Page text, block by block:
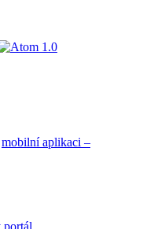
mobilní aplikaci –